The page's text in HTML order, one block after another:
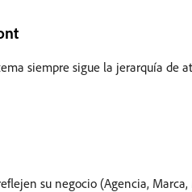
siempre sigue la jerarquía de
su negocio (Agencia, Marca,